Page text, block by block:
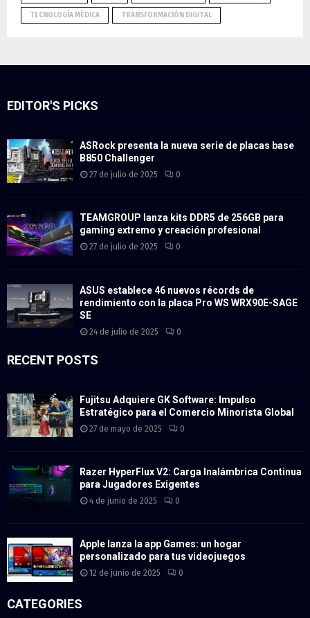
TECNOLOGÍA MÉDICA TRANSFORMACIÓN DIGITAL
EDITOR'S PICKS
ASRock presenta la nueva serie de placas base
B850 Challenger
27 de julio de 2025 0
TEAMGROUP lanza kits DDR5 de 256GB para
gaming extremo y creación profesional
27 de julio de 2025 0
ASUS establece 46 nuevos récords de
rendimiento con la placa Pro WS WRX90E-SAGE
SE
24 de julio de 2025 0
RECENT POSTS
Fujitsu Adquiere GK Software: Impulso
Estratégico para el Comercio Minorista Global
27 de mayo de 2025 0
Razer HyperFlux V2: Carga Inalámbrica Continua
para Jugadores Exigentes
4 de junio de 2025 0
Apple lanza la app Games: un hogar
personalizado para tus videojuegos
12 de junio de 2025 0
CATEGORIES